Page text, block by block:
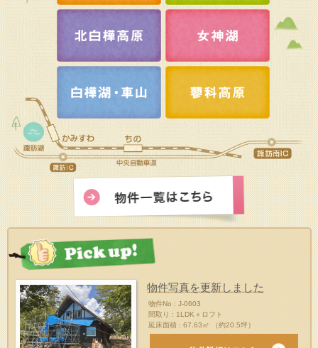
物件写真を更新しました
物件No : J-0603
間取り : 1LDK＋ロフト
延床面積 : 67.63㎡ （約20.5坪）